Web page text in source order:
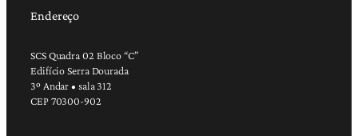
Endereço
SCS Quadra 02 Bloco “C”
Edifício Serra Dourada
3º Andar • sala 312
CEP 70300-902